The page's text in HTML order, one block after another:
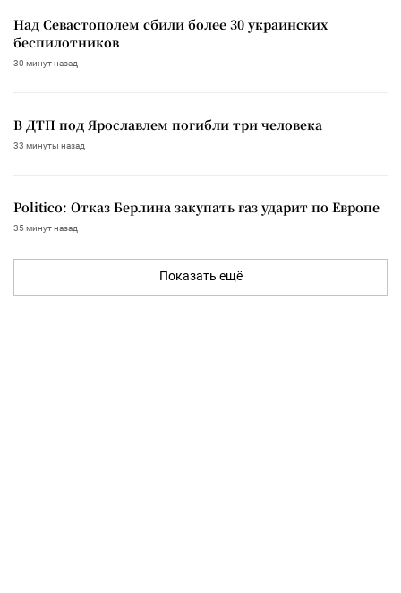
Над Севастополем сбили более 30 украинских
беспилотников
30 минут назад
В ДТП под Ярославлем погибли три человека
33 минуты назад
Politico: Отказ Берлина закупать газ ударит по Европе
35 минут назад
Показать ещё